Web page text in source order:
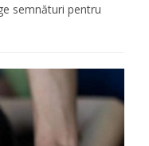
semnături pentru